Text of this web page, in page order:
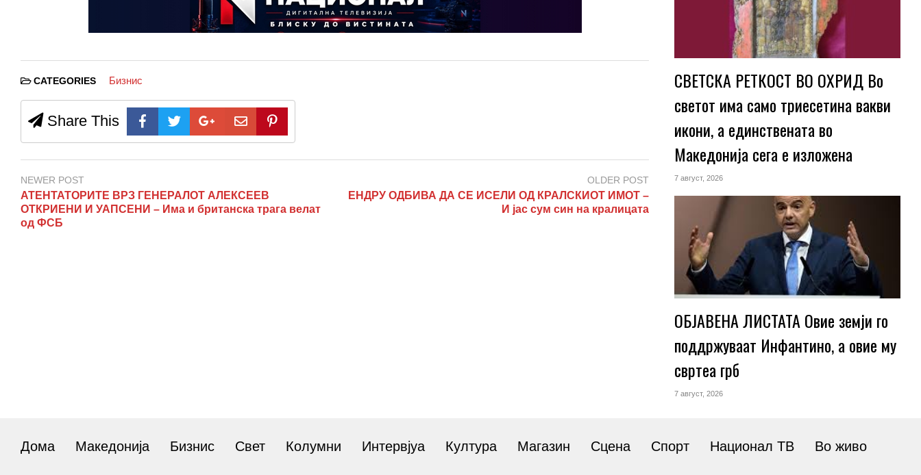
CATEGORIES Бизнис
Share This
NEWER POST
АТЕНТАТОРИТЕ ВРЗ ГЕНЕРАЛОТ АЛЕКСЕЕВ
ОТКРИЕНИ И УАПСЕНИ – Има и британска трага велат
од ФСБ
OLDER POST
ЕНДРУ ОДБИВА ДА СЕ ИСЕЛИ ОД КРАЛСКИОТ ИМОТ –
И јас сум син на кралицата
СВЕТСКА РЕТКОСТ ВО ОХРИД Во
светот има само триесетина вакви
икони, а единствената во
Македонија сега е изложена
7 август, 2026
ОБЈАВЕНА ЛИСТАТА Овие земји го
поддржуваат Инфантино, а овие му
свртеа грб
7 август, 2026
Дома Македонија Бизнис Свет Колумни Интервјуа Култура Магазин Сцена Спорт Национал ТВ Во живо